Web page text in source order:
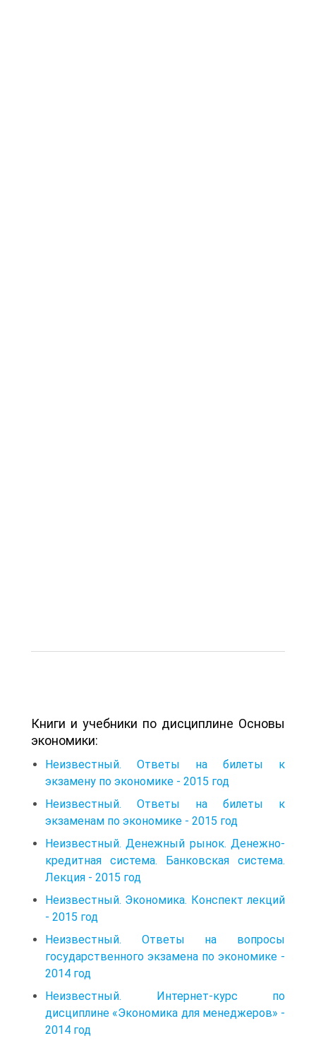
Книги и учебники по дисциплине Основы
экономики:
Неизвестный. Ответы на билеты к
экзамену по экономике - 2015 год
Неизвестный. Ответы на билеты к
экзаменам по экономике - 2015 год
Неизвестный. Денежный рынок. Денежно-
кредитная система. Банковская система.
Лекция - 2015 год
Неизвестный. Экономика. Конспект лекций
- 2015 год
Неизвестный. Ответы на вопросы
государственного экзамена по экономике -
2014 год
Неизвестный. Интернет-курс по
дисциплине «Экономика для менеджеров» -
2014 год